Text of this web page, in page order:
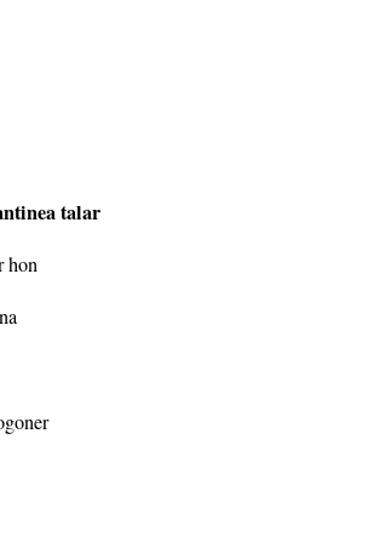
talar
hon